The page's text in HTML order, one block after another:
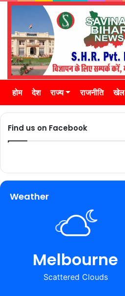
होम देश राज्य राजनीति खेल
Find us on Facebook
Weather
Melbourne
Scattered Clouds